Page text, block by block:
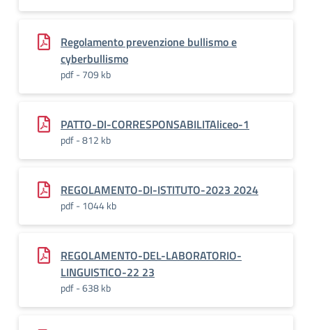
Regolamento prevenzione bullismo e
cyberbullismo
pdf - 709 kb
PATTO-DI-CORRESPONSABILITAliceo-1
pdf - 812 kb
REGOLAMENTO-DI-ISTITUTO-2023 2024
pdf - 1044 kb
REGOLAMENTO-DEL-LABORATORIO-
LINGUISTICO-22 23
pdf - 638 kb